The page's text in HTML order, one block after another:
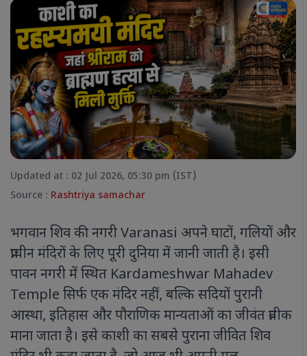
Updated at : 02 Jul 2026, 05:30 pm (IST)
Source : Rashtriya samachar
भगवान शिव की नगरी Varanasi अपने घाटों, गलियों और
प्राचीन मंदिरों के लिए पूरी दुनिया में जानी जाती है। इसी
पावन नगरी में स्थित Kardameshwar Mahadev
Temple सिर्फ एक मंदिर नहीं, बल्कि सदियों पुरानी
आस्था, इतिहास और पौराणिक मान्यताओं का जीवंत प्रतीक
माना जाता है। इसे काशी का सबसे पुराना जीवित शिव